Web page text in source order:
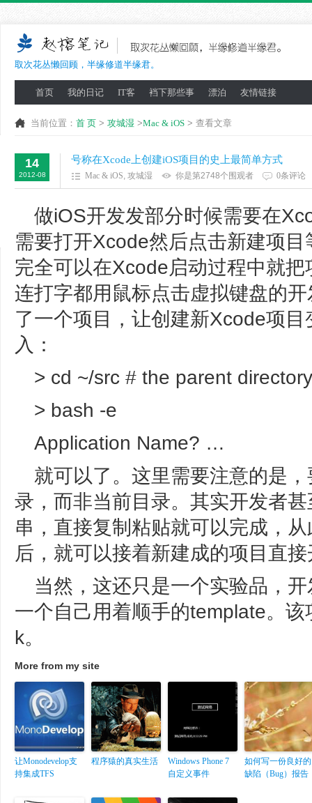
取次花丛懒回顾，半缘修道半缘君。
首页 我的日记 IT客 裆下那些事 漂泊 友情链接
当前位置： 首 页 > 攻城湿 >Mac & iOS > 查看文章
14
2012-08
号称在Xcode上创建iOS项目的史上最简单方式
Mac & iOS, 攻城湿 你是第2748个围观者 0条评论
做iOS开发发部分时候需要在
需要打开Xcode然后点击新建项
完全可以在Xcode启动过程中就
连打字都用鼠标点击虚拟键盘的
了一个项目，让创建新Xcode项
入：
> cd ~/src # the parent
> bash -e
Application Name? …
就可以了。这里需要注意的是
录，而非当前目录。其实开发者
串，直接复制粘贴就可以完成，
后，就可以接着新建成的项目直
当然，这还只是一个实验品，
一个自己用着顺手的template。该
k。
More from my site
让Monodevelop支
持集成TFS
程序猿的真实生活
Windows Phone 7
自定义事件
如何写一份良好的
缺陷（Bug）报告